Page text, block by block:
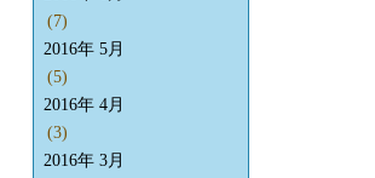
(7)
2016年 5月
(5)
2016年 4月
(3)
2016年 3月